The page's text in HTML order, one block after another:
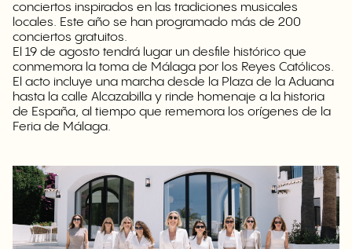
conciertos inspirados en las tradiciones musicales
locales. Este año se han programado más de 200
conciertos gratuitos.
El 19 de agosto tendrá lugar un desfile histórico que
conmemora la toma de Málaga por los Reyes Católicos.
El acto incluye una marcha desde la Plaza de la Aduana
hasta la calle Alcazabilla y rinde homenaje a la historia
de España, al tiempo que rememora los orígenes de la
Feria de Málaga.